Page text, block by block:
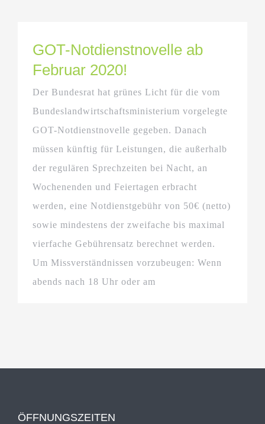
GOT-Notdienstnovelle ab
Februar 2020!
Der Bundesrat hat grünes Licht für die vom
Bundeslandwirtschaftsministerium vorgelegte
GOT-Notdienstnovelle gegeben. Danach
müssen künftig für Leistungen, die außerhalb
der regulären Sprechzeiten bei Nacht, an
Wochenenden und Feiertagen erbracht
werden, eine Notdienstgebühr von 50€ (netto)
sowie mindestens der zweifache bis maximal
vierfache Gebührensatz berechnet werden.
Um Missverständnissen vorzubeugen: Wenn
abends nach 18 Uhr oder am
ÖFFNUNGSZEITEN